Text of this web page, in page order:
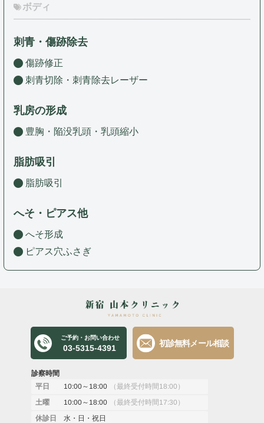
ボディ
刺青・傷跡除去
傷跡修正
刺青切除・刺青除去レーザー
乳房の形成
豊胸・陥没乳頭・乳頭縮小
脂肪吸引
脂肪吸引
へそ・ピアス他
へそ形成
ピアス穴ふさぎ
ご予約・お問い合わせ
03-5315-4391
初診無料メール相談
診察時間
平日 10:00～18:00 （最終受付時間18:00）
土曜 10:00～18:00 （最終受付時間17:30）
休診日 水・日・祝日